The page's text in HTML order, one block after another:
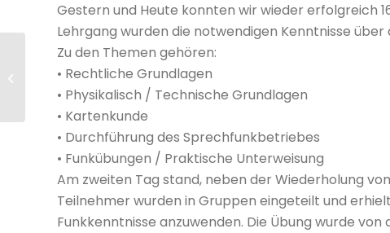
Gestern und Heute konnten wir wieder erfolgreich
Lehrgang wurden die notwendigen Kenntnisse
Zu den Themen gehören:
• Rechtliche Grundlagen
• Physikalisch / Technische Grundlagen
• Kartenkunde
• Durchführung des Sprechfunkbetriebes
• Funkübungen / Praktische Unterweisung
Am zweiten Tag stand, neben der Wiederholung
Teilnehmer wurden in Gruppen eingeteilt und
Funkkenntnisse anzuwenden. Die Übung wurde
Generalversammlung